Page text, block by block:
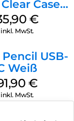
Case
€
inkl. MwSt.
USB-
Weiß
€
inkl. MwSt.